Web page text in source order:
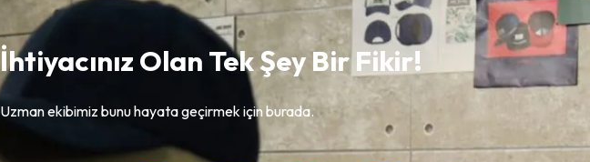
İhtiyacınız Olan Tek Şey Bir Fikir!
Uzman ekibimiz bunu hayata geçirmek için burada.